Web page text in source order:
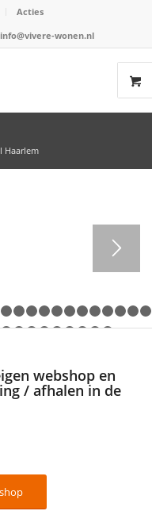
Acties
info@vivere-wonen.nl
Haarlem
1112131415161718192021
webshop en
/ afhalen in de